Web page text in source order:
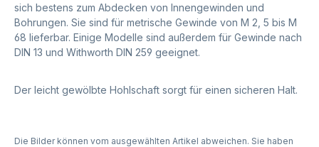
sich bestens zum Abdecken von Innengewinden und
Bohrungen. Sie sind für metrische Gewinde von M 2, 5 bis M
68 lieferbar. Einige Modelle sind außerdem für Gewinde nach
DIN 13 und Withworth DIN 259 geeignet.
Der leicht gewölbte Hohlschaft sorgt für einen sicheren Halt.
Die Bilder können vom ausgewählten Artikel abweichen. Sie haben